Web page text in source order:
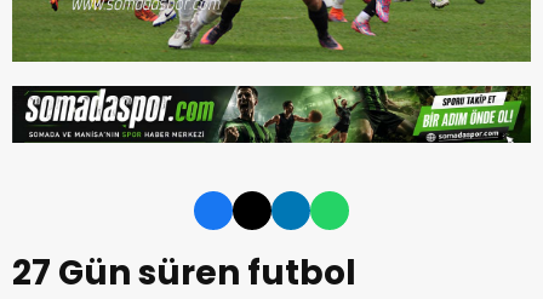
27 Gün süren futbol